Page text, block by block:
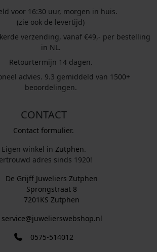
voor 16:30 uur, morgen in huis.
(zie ook de levertijd)
verzending, vanaf €49,- per bestelling
in NL.
Retourtermijn 14 dagen.
advies. 9.3 gemiddeld van 1500+
beoordelingen.
CONTACT
Contact formulier.
Eigen winkel in Zutphen.
adres sinds 1920!
De Grijff Juweliers Zutphen
Sprongstraat 8
7201KS Zutphen
service@juwelierswebshop.nl
0575-514012